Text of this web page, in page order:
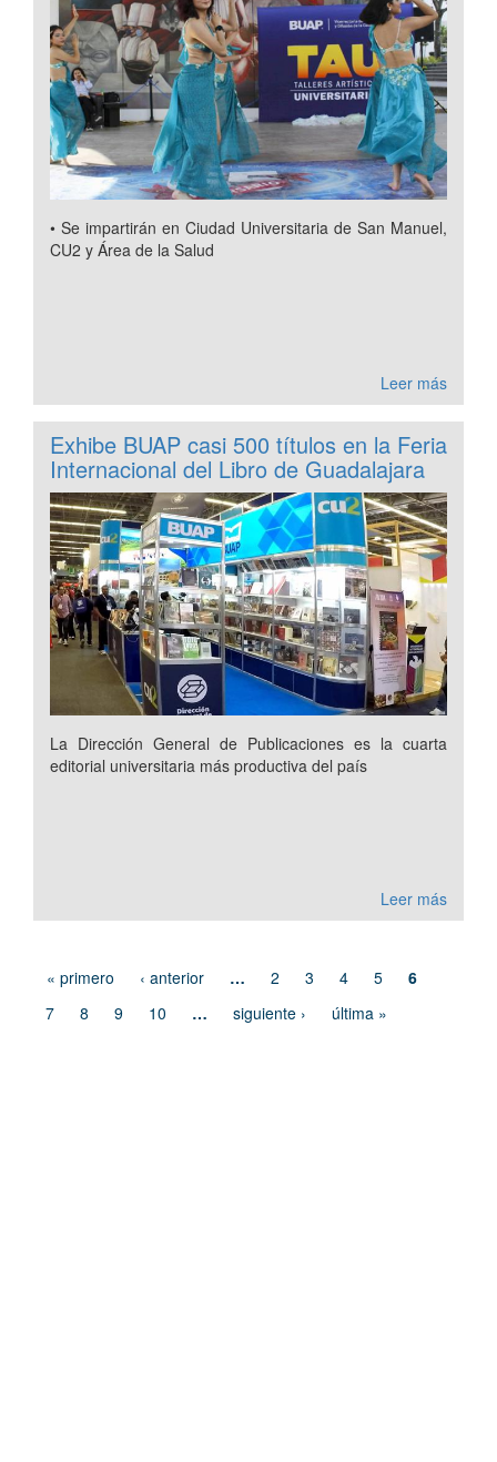
• Se impartirán en Ciudad Universitaria de San Manuel,
CU2 y Área de la Salud
Leer más
Exhibe BUAP casi 500 títulos en la Feria
Internacional del Libro de Guadalajara
La Dirección General de Publicaciones es la cuarta
editorial universitaria más productiva del país
Leer más
« primero ‹ anterior … 2 3 4 5
6
7
8 9 10 … siguiente › última »